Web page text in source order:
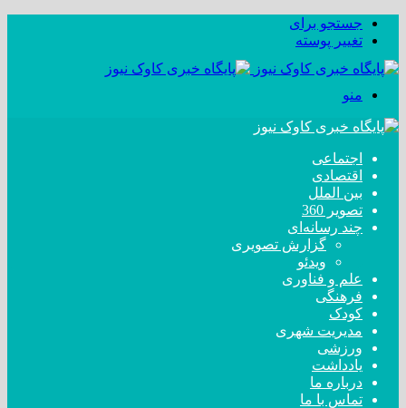
جستجو برای
تغییر پوسته
منو
اجتماعی
اقتصادی
بین الملل
تصویر 360
چند رسانه‌ای
گزارش تصویری
ویدئو
علم و فناوری
فرهنگی
کودک
مدیریت شهری
ورزشی
یادداشت
درباره ما
تماس با ما